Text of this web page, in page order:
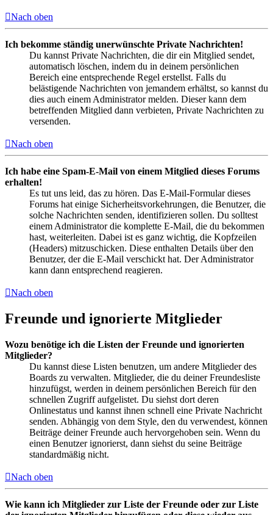
Nach oben
Ich bekomme ständig unerwünschte Private Nachrichten!
Du kannst Private Nachrichten, die dir ein Mitglied sendet,
automatisch löschen, indem du in deinem persönlichen
Bereich eine entsprechende Regel erstellst. Falls du
belästigende Nachrichten von jemandem erhältst, so kannst du
dies auch einem Administrator melden. Dieser kann dem
betreffenden Mitglied dann verbieten, Private Nachrichten zu
versenden.
Nach oben
Ich habe eine Spam-E-Mail von einem Mitglied dieses Forums
erhalten!
Es tut uns leid, das zu hören. Das E-Mail-Formular dieses
Forums hat einige Sicherheitsvorkehrungen, die Benutzer, die
solche Nachrichten senden, identifizieren sollen. Du solltest
einem Administrator die komplette E-Mail, die du bekommen
hast, weiterleiten. Dabei ist es ganz wichtig, die Kopfzeilen
(Headers) mitzuschicken. Diese enthalten Details über den
Benutzer, der die E-Mail verschickt hat. Der Administrator
kann dann entsprechend reagieren.
Nach oben
Freunde und ignorierte Mitglieder
Wozu benötige ich die Listen der Freunde und ignorierten
Mitglieder?
Du kannst diese Listen benutzen, um andere Mitglieder des
Boards zu verwalten. Mitglieder, die du deiner Freundesliste
hinzufügst, werden in deinem persönlichen Bereich für den
schnellen Zugriff aufgelistet. Du siehst dort deren
Onlinestatus und kannst ihnen schnell eine Private Nachricht
senden. Abhängig von dem Style, den du verwendest, können
Beiträge deiner Freunde auch hervorgehoben sein. Wenn du
einen Benutzer ignorierst, dann siehst du seine Beiträge
standardmäßig nicht.
Nach oben
Wie kann ich Mitglieder zur Liste der Freunde oder zur Liste